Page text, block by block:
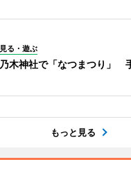
見る・遊ぶ
乃木神社で「なつまつり」
もっと見る